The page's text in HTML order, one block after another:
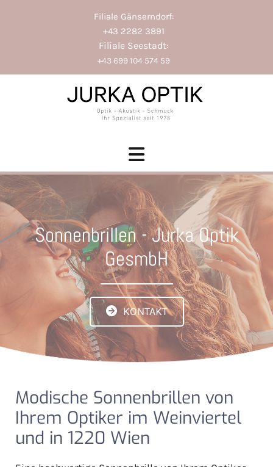
Filiale Gänserndorf:
+43 2282 3891
Filiale Seestadt:
+43 699 104 574 59
Sonnenbrillen - Jurka Optik
GesmbH
KONTAKT
Modische Sonnenbrillen von
Ihrem Optiker im Weinviertel
und in 1220 Wien